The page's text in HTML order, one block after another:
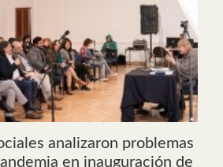
analizaron problemas
en inauguración de